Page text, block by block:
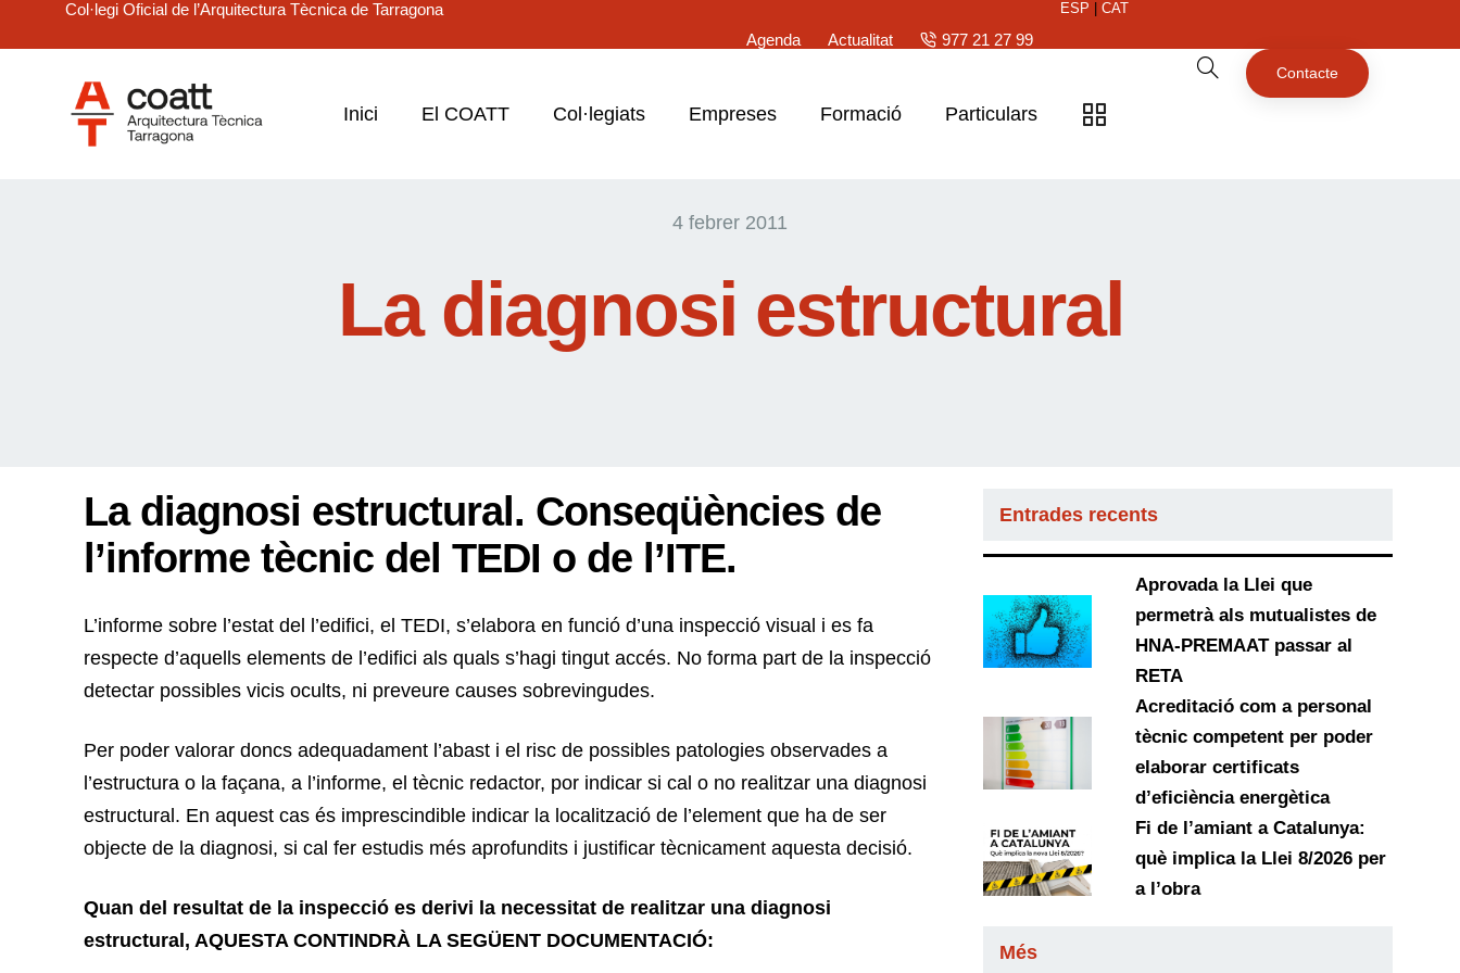
Col·legi Oficial de l’Arquitectura Tècnica de Tarragona
Agenda
Actualitat 977 21 27 99
ESP CAT
Inici El COATT Col·legiats Empreses Formació Particulars
Contacte
4 febrer 2011
La diagnosi estructural
La diagnosi estructural. Conseqüències de
l’informe tècnic del TEDI o de l’ITE.
L’informe sobre l’estat del l’edifici, el TEDI, s’elabora en funció d’una inspecció visual i es fa
respecte d’aquells elements de l’edifici als quals s’hagi tingut accés. No forma part de la inspecció
detectar possibles vicis ocults, ni preveure causes sobrevingudes.
Per poder valorar doncs adequadament l’abast i el risc de possibles patologies observades a
l’estructura o la façana, a l’informe, el tècnic redactor, por indicar si cal o no realitzar una diagnosi
estructural. En aquest cas és imprescindible indicar la localització de l’element que ha de ser
objecte de la diagnosi, si cal fer estudis més aprofundits i justificar tècnicament aquesta decisió.
Quan del resultat de la inspecció es derivi la necessitat de realitzar una diagnosi
estructural, AQUESTA CONTINDRÀ LA SEGÜENT DOCUMENTACIÓ:
Entrades recents
Aprovada la Llei que
permetrà als mutualistes de
HNA-PREMAAT passar al
RETA
Acreditació com a personal
tècnic competent per poder
elaborar certificats
d’eficiència energètica
Fi de l’amiant a Catalunya:
què implica la Llei 8/2026 per
a l’obra
Més